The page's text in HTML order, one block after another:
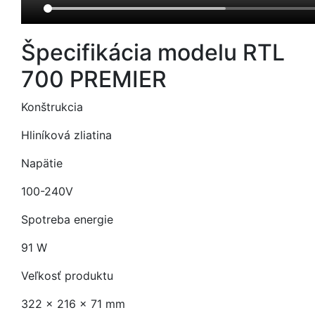
Špecifikácia modelu RTL
700 PREMIER
Konštrukcia
Hliníková zliatina
Napätie
100-240V
Spotreba energie
91 W
Veľkosť produktu
322 x 216 x 71 mm